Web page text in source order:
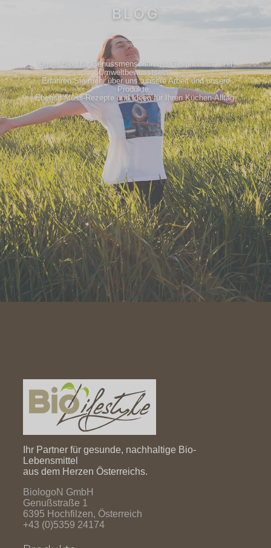
BLOG
Unser Blog für Genussmenschen mit Gesundheits- und
Umweltbewusstsein.
Erfahren Sie mehr über uns, unsere Arbeit und unsere
Produkte.
Ebenso Müsli-Rezepte und Ideen für Ihren Küchen-Alltag.
Ihr Partner für gesunde, nachhaltige Bio-
Lebensmittel
aus dem Herzen Österreichs.
BiologoN GmbH
Genußstraße 1
6395 Hochfilzen, Österreich
+43 (0)5359 24174